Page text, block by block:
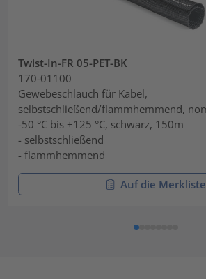
Twist-In-FR 05-PET-BK
170-01100
Gewebeschlauch für Kabel,
selbstschließend/flammhemmend,
-50 °C bis +125 °C, schwarz, 150m
- selbstschließend
- flammhemmend
Auf die Merkliste